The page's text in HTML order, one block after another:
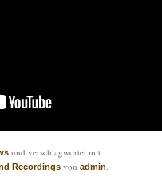
und verschlagwortet mit
Recordings vonadmin.